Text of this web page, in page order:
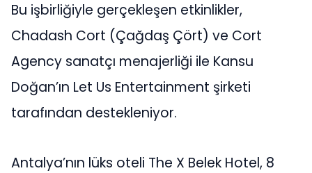
Bu işbirliğiyle gerçekleşen etkinlikler,
Chadash Cort (Çağdaş Çört) ve Cort
Agency sanatçı menajerliği ile Kansu
Doğan’ın Let Us Entertainment şirketi
tarafından destekleniyor.
Antalya’nın lüks oteli The X Belek Hotel, 8